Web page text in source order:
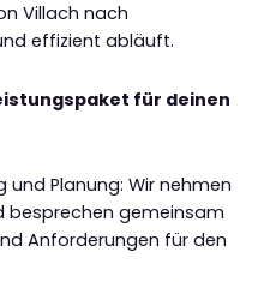
Villach nach
effizient abläuft.
für deinen
und Planung: Wir nehmen
besprechen gemeinsam
Anforderungen für den